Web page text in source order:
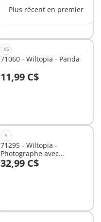
Plus récent en premier
XS
71060 - Wiltopia - Panda
11,99 C$
Au panier
S
71295 - Wiltopia -
Photographe avec
déguisement et zèbres
32,99 C$
Au panier